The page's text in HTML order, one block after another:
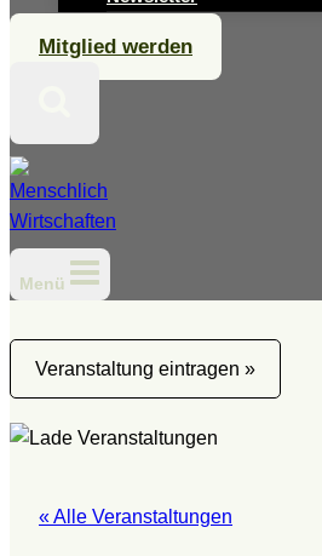
Mitglied werden
Menü
Veranstaltung eintragen »
« Alle Veranstaltungen